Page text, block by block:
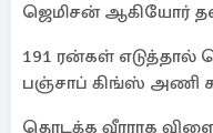
ஜெமிசன் ஆகியோர்
191 ரன்கள்
பஞ்சாப் கிங்ஸ் அணி
தொடக்க வீரராக